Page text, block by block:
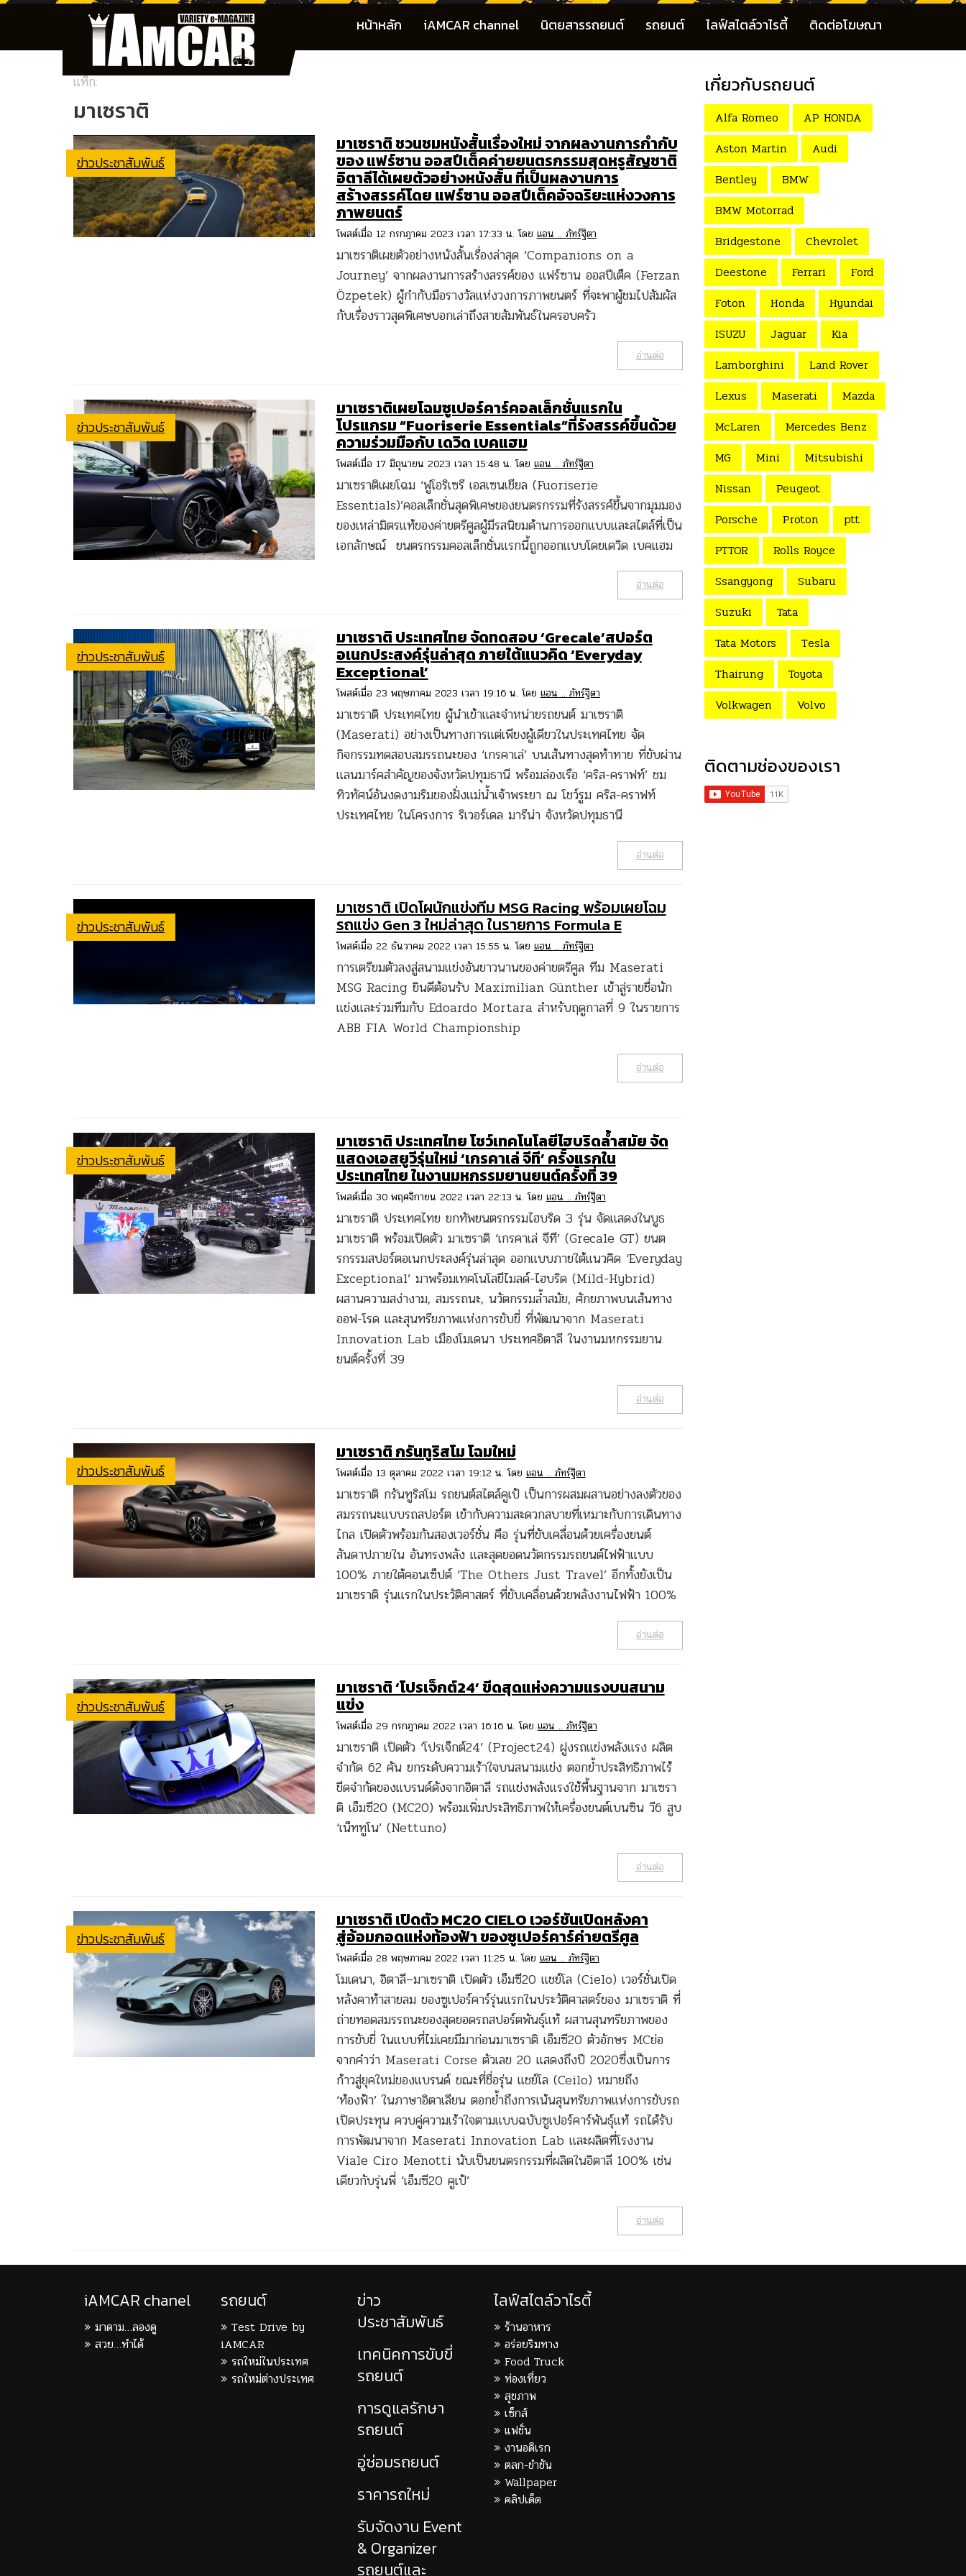
หน้าหลัก iAMCAR channel นิตยสารรถยนต์ รถยนต์ ไลฟ์สไตล์วาไรตี้ ติดต่อโฆษณา
แท็ก:
มาเซราติ
ข่าวประชาสัมพันธ์
มาเซราติ ชวนชมหนังสั้นเรื่องใหม่ จากผลงานการกำกับ
ของ แฟร์ซาน ออสปีเต็คค่ายยนตรกรรมสุดหรูสัญชาติ
อิตาลีได้เผยตัวอย่างหนังสั้น ที่เป็นผลงานการ
สร้างสรรค์โดย แฟร์ซาน ออสปีเต็คอัจฉริยะแห่งวงการ
ภาพยนตร์
โพสต์เมื่อ 12 กรกฎาคม 2023 เวลา 17:33 น. โดย แอน .. ภัทร์ฐิตา
มาเซราติเผยตัวอย่างหนังสั้นเรื่องล่าสุด ‘Companions on a
Journey’ จากผลงานการสร้างสรรค์ของ แฟร์ซาน ออสปีเต็ค (Ferzan
Özpetek) ผู้กำกับมือรางวัลแห่งวงการภาพยนตร์ ที่จะพาผู้ชมไปสัมผัส
กับเรื่องราวสุดพิเศษบอกเล่าถึงสายสัมพันธ์ในครอบครัว
อ่านต่อ
ข่าวประชาสัมพันธ์
มาเซราติเผยโฉมซูเปอร์คาร์คอลเล็กชั่นแรกใน
โปรแกรม “Fuoriserie Essentials”ที่รังสรรค์ขึ้นด้วย
ความร่วมมือกับ เดวิด เบคแฮม
โพสต์เมื่อ 17 มิถุนายน 2023 เวลา 15:48 น. โดย แอน .. ภัทร์ฐิตา
มาเซราติเผยโฉม ‘ฟูโอริเซรี เอสเซนเชียล (Fuoriserie
Essentials)’คอลเล็กชั่นสุดพิเศษของยนตรกรรมที่รังสรรค์ขึ้นจากมุมมอง
ของเหล่ามิตรแท้ของค่ายตรีศูลผู้มีรสนิยมด้านการออกแบบและสไตล์ที่เป็น
เอกลักษณ์ ยนตรกรรมคอลเล็กชั่นแรกนี้ถูกออกแบบโดยเดวิด เบคแฮม
อ่านต่อ
ข่าวประชาสัมพันธ์
มาเซราติ ประเทศไทย จัดทดสอบ ‘Grecale’สปอร์ต
อเนกประสงค์รุ่นล่าสุด ภายใต้แนวคิด ‘Everyday
Exceptional’
โพสต์เมื่อ 23 พฤษภาคม 2023 เวลา 19:16 น. โดยแอน .. ภัทร์ฐิตา
มาเซราติ ประเทศไทย ผู้นำเข้าและจำหน่ายรถยนต์ มาเซราติ
(Maserati) อย่างเป็นทางการแต่เพียงผู้เดียวในประเทศไทย จัด
กิจกรรมทดสอบสมรรถนะของ ‘เกรคาเล่’ บนเส้นทางสุดท้าทาย ที่ขับผ่าน
แลนมาร์คสำคัญของจังหวัดปทุมธานี พร้อมล่องเรือ ‘คริส-คราฟท์’ ชม
ทิวทัศน์อันงดงามริมของฝั่งแม่น้ำเจ้าพระยา ณ โชว์รูม คริส-คราฟท์
ประเทศไทย ในโครงการ ริเวอร์เดล มารีน่า จังหวัดปทุมธานี
อ่านต่อ
ข่าวประชาสัมพันธ์
มาเซราติ เปิดโผนักแข่งทีม MSG Racing พร้อมเผยโฉม
รถแข่ง Gen 3 ใหม่ล่าสุด ในรายการ Formula E
โพสต์เมื่อ 22 ธันวาคม 2022 เวลา 15:55 น. โดย แอน .. ภัทร์ฐิตา
การเตรียมตัวลงสู่สนามแข่งอันยาวนานของค่ายตรีศูล ทีม Maserati
MSG Racing ยินดีต้อนรับ Maximilian Günther เข้าสู่รายชื่อนัก
แข่งและร่วมทีมกับ Edoardo Mortara สำหรับฤดูกาลที่ 9 ในรายการ
ABB FIA World Championship
อ่านต่อ
ข่าวประชาสัมพันธ์
มาเซราติ ประเทศไทย โชว์เทคโนโลยีไฮบริดล้ำสมัย จัด
แสดงเอสยูวีรุ่นใหม่ ‘เกรคาเล่ จีที’ ครั้งแรกใน
ประเทศไทย ในงานมหกรรมยานยนต์ครั้งที่ 39
โพสต์เมื่อ 30 พฤศจิกายน 2022 เวลา 22:13 น. โดยแอน .. ภัทร์ฐิตา
มาเซราติ ประเทศไทย ยกทัพยนตรกรรมไฮบริด 3 รุ่น จัดแสดงในบูธ
มาเซราติ พร้อมเปิดตัว มาเซราติ ‘เกรคาเล่ จีที’ (Grecale GT) ยนต
รกรรมสปอร์ตอเนกประสงค์รุ่นล่าสุด ออกแบบภายใต้แนวคิด ‘Everyday
Exceptional’ มาพร้อมเทคโนโลยีไมลด์-ไฮบริด (Mild-Hybrid)
ผสานความสง่างาม, สมรรถนะ, นวัตกรรมล้ำสมัย, ศักยภาพบนเส้นทาง
ออฟ-โรด และสุนทรียภาพแห่งการขับขี่ ที่พัฒนาจาก Maserati
Innovation Lab เมืองโมเดนา ประเทศอิตาลี ในงานมหกรรมยาน
ยนต์ครั้งที่ 39
อ่านต่อ
ข่าวประชาสัมพันธ์
มาเซราติ กรันทูริสโม โฉมใหม่
โพสต์เมื่อ 13 ตุลาคม 2022 เวลา 19:12 น. โดย แอน .. ภัทร์ฐิตา
มาเซราติ กรันทูริสโม รถยนต์สไตล์คูเป้ เป็นการผสมผสานอย่างลงตัวของ
สมรรถนะแบบรถสปอร์ต เข้ากับความสะดวกสบายที่เหมาะกับการเดินทาง
ไกล เปิดตัวพร้อมกันสองเวอร์ชั่น คือ รุ่นที่ขับเคลื่อนด้วยเครื่องยนต์
สันดาปภายใน อันทรงพลัง และสุดยอดนวัตกรรมรถยนต์ไฟฟ้าแบบ
100% ภายใต้คอนเซ็ปต์ ‘The Others Just Travel’ อีกทั้งยังเป็น
มาเซราติ รุ่นแรกในประวัติศาสตร์ ที่ขับเคลื่อนด้วยพลังงานไฟฟ้า 100%
อ่านต่อ
ข่าวประชาสัมพันธ์
มาเซราติ ‘โปรเจ็กต์24’ ขีดสุดแห่งความแรงบนสนาม
แข่ง
โพสต์เมื่อ 29 กรกฎาคม 2022 เวลา 16:16 น. โดย แอน .. ภัทร์ฐิตา
มาเซราติ เปิดตัว ‘โปรเจ็กต์24’ (Project24) ฝูงรถแข่งพลังแรง ผลิต
จำกัด 62 คัน ยกระดับความเร้าใจบนสนามแข่ง ตอกย้ำประสิทธิภาพไร้
ขีดจำกัดของแบรนด์ดังจากอิตาลี รถแข่งพลังแรงใช้พื้นฐานจาก มาเซรา
ติ เอ็มซี20 (MC20) พร้อมเพิ่มประสิทธิภาพให้เครื่องยนต์เบนซิน วี6 สูบ
‘เน็ททูโน’ (Nettuno)
อ่านต่อ
ข่าวประชาสัมพันธ์
มาเซราติ เปิดตัว MC20 CIELO เวอร์ชันเปิดหลังคา
สู่อ้อมกอดแห่งท้องฟ้า ของซูเปอร์คาร์ค่ายตรีศูล
โพสต์เมื่อ 28 พฤษภาคม 2022 เวลา 11:25 น. โดย แอน .. ภัทร์ฐิตา
โมเดนา, อิตาลี–มาเซราติ เปิดตัว เอ็มซี20 แชย์โล (Cielo) เวอร์ชั่นเปิด
หลังคาท้าสายลม ของซูเปอร์คาร์รุ่นแรกในประวัติศาสตร์ของ มาเซราติ ที่
ถ่ายทอดสมรรถนะของสุดยอดรถสปอร์ตพันธุ์แท้ ผสานสุนทรียภาพของ
การขับขี่ ในแบบที่ไม่เคยมีมาก่อนมาเซราติ เอ็มซี20 ตัวอักษร MCย่อ
จากคำว่า Maserati Corse ตัวเลข 20 แสดงถึงปี 2020ซึ่งเป็นการ
ก้าวสู่ยุคใหม่ของแบรนด์ ขณะที่ชื่อรุ่น แชย์โล (Ceilo) หมายถึง
‘ท้องฟ้า’ ในภาษาอิตาเลียน ตอกย้ำถึงการเน้นสุนทรียภาพแห่งการขับรถ
เปิดประทุน ควบคู่ความเร้าใจตามแบบฉบับซูเปอร์คาร์พันธุ์แท้ รถได้รับ
การพัฒนาจาก Maserati Innovation Lab และผลิตที่โรงงาน
Viale Ciro Menotti นับเป็นยนตรกรรมที่ผลิตในอิตาลี 100% เช่น
เดียวกับรุ่นพี่ ‘เอ็มซี20 คูเป้’
อ่านต่อ
เกี่ยวกับรถยนต์
Alfa Romeo
AP HONDA
Aston Martin
Audi
Bentley
BMW
BMW Motorrad
Bridgestone
Chevrolet
Deestone
Ferrari
Ford
Foton
Honda
Hyundai
ISUZU
Jaguar
Kia
Lamborghini
Land Rover
Lexus
Maserati
Mazda
McLaren
Mercedes Benz
MG
Mini
Mitsubishi
Nissan
Peugeot
Porsche
Proton
ptt
PTTOR
Rolls Royce
Ssangyong
Subaru
Suzuki
Tata
Tata Motors
Tesla
Thairung
Toyota
Volkwagen
Volvo
ติดตามช่องของเรา
iAMCAR chanel
มาดาม…ลองดู
สวย…ทำได้
รถยนต์
Test Drive by
iAMCAR
รถใหม่ในประเทศ
รถใหม่ต่างประเทศ
ข่าว
ประชาสัมพันธ์
เทคนิคการขับขี่
รถยนต์
การดูแลรักษา
รถยนต์
อู่ซ่อมรถยนต์
ราคารถใหม่
รับจัดงาน Event
& Organizer
รถยนต์และ
ไลฟ์สไตล์วาไรตี้
ร้านอาหาร
อร่อยริมทาง
Food Truck
ท่องเที่ยว
สุขภาพ
เซ็กส์
แฟชั่น
งานอดิเรก
ตลก-ขำขัน
Wallpaper
คลิปเด็ด